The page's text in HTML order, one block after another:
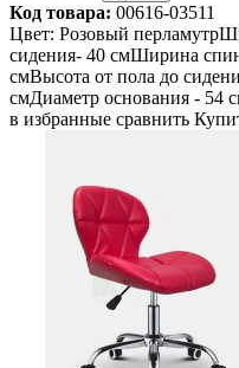
Код товара: 00616-03511
Цвет: Розовый
сидения- 40 смШирина
смВысота от пола до
смДиаметр основания - 54
в избранные сравнить